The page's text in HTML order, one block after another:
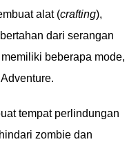
alat (crafting),
dari serangan
beberapa mode,
tempat perlindungan
zombie dan